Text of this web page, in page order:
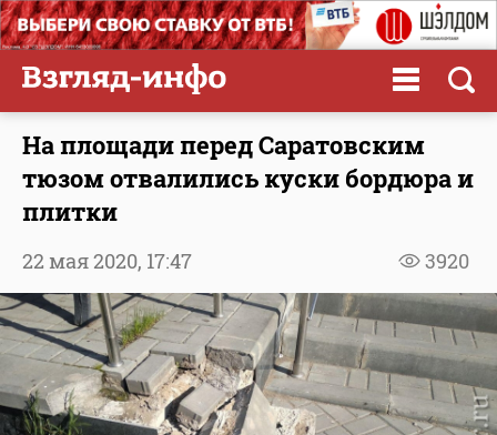
На площади перед Саратовским
тюзом отвалились куски бордюра и
плитки
3920
22 мая 2020, 17:47